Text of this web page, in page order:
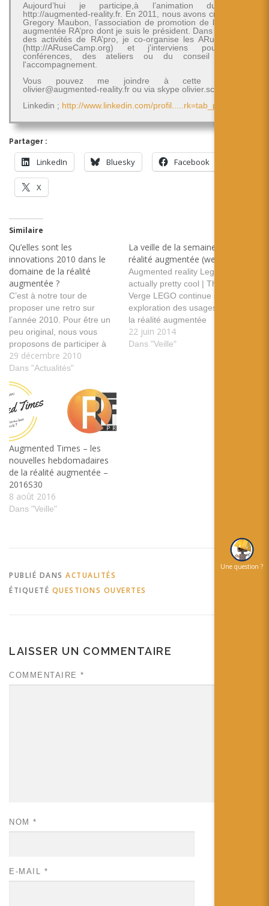
Aujourd’hui je participe,à l’animation du blog
http://augmented-reality.fr. En 2011, nous avons créé avec
Gregory Maubon, l’association de promotion de la réalité
augmentée RA’pro dont je suis le président. Dans le cadre
des activités de RA’pro, je co-organise les ARuseCamp
(http://ARuseCamp.org) et j'interviens pour des
conférences, des ateliers ou du conseil et de
l'accompagnement.
Vous pouvez me joindre à cette adresse
olivier@augmented-reality.fr ou via skype olivier.schimpf
Linkedin ; http://www.linkedin.com/profil.....rk=tab_pro
Partager :
LinkedIn Bluesky Facebook
X
Similaire
Qu’elles sont les
innovations 2010 dans le
domaine de la réalité
augmentée ?
C’est à notre tour de
proposer une retro sur
l’année 2010. Pour être un
peu original, nous vous
proposons de participer à
cette rétro. Donc selon
vous, qu’elles sont les
innovations 2010 dans le
domaine de la réalité
augmentée ? For you, what
are the innovations 2010 in
the domain of…
29 décembre 2010
Dans "Actualités"
La veille de la semaine en
réalité augmentée (weekly)
Augmented reality Lego is
actually pretty cool | The
Verge LEGO continue son
exploration des usages de
la réalité augmentée
tags:lego jeu jouet usage
construction Towards an
22 juin 2014
Dans "Veille"
Augmented Times – les
nouvelles hebdomadaires
de la réalité augmentée –
2016S30
8 août 2016
Dans "Veille"
PUBLIÉ DANS ACTUALITÉS
ÉTIQUETÉ QUESTIONS OUVERTES
LAISSER UN COMMENTAIRE
COMMENTAIRE *
NOM *
E-MAIL *
Une question ?